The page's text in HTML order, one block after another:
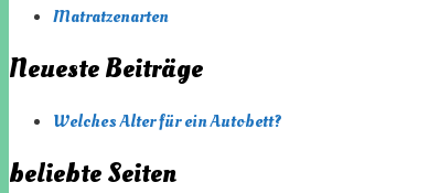
Matratzenarten
Neueste Beiträge
Welches Alter für ein Autobett?
beliebte Seiten